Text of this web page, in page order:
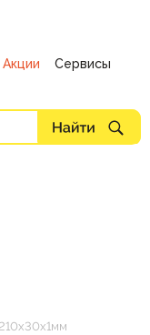
Акции Сервисы